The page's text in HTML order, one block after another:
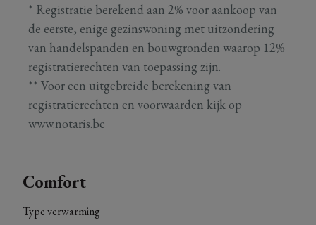
* Registratie berekend aan 2% voor aankoop van
de eerste, enige gezinswoning met uitzondering
van handelspanden en bouwgronden waarop 12%
registratierechten van toepassing zijn.
** Voor een uitgebreide berekening van
registratierechten en voorwaarden kijk op
www.notaris.be
Comfort
Type verwarming